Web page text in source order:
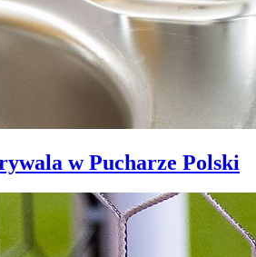
w Pucharze Polski